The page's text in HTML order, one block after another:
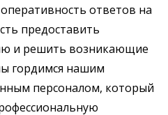
ответов на
предоставить
и решить возникающие
гордимся нашим
персоналом, который